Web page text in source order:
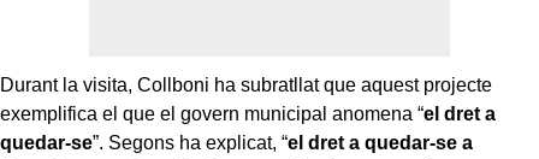
Durant la visita, Collboni ha subratllat que aquest projecte
exemplifica el que el govern municipal anomena “el dret a
quedar-se”. Segons ha explicat, “el dret a quedar-se a